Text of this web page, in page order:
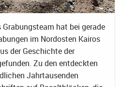
hat bei gerade
im Nordosten Kairos
der Geschichte der
Zu den entdeckten
Jahrtausenden